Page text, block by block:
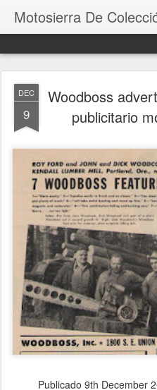
Motosierra De
DEC
9
Woodboss
publicitario
Publicado 9th December